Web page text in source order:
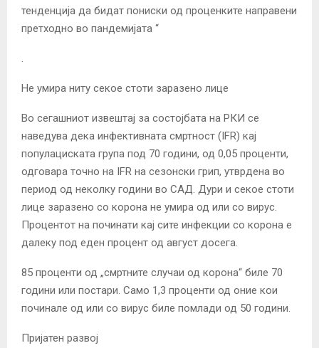
тенденција да бидат пониски од проценките направени
претходно во пандемијата “
Не умира ниту секое стоти заразено лице
Во сегашниот извештај за состојбата на РКИ се
наведува дека инфективната смртност (IFR) кај
популациската група под 70 години, од 0,05 проценти,
одговара точно на IFR на сезонски грип, утврдена во
период од неколку години во САД. Дури и секое стоти
лице заразено со корона не умира од или со вирус.
Процентот на починати кај сите инфекции со корона е
далеку под еден процент од август досега.
85 проценти од „смртните случаи од корона“ биле 70
години или постари. Само 1,3 проценти од оние кои
починале од или со вирус биле помлади од 50 години.
Пријатен развој